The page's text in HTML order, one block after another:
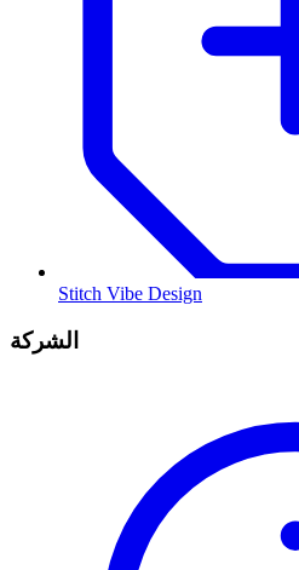
Stitch Vibe Design
الشركة